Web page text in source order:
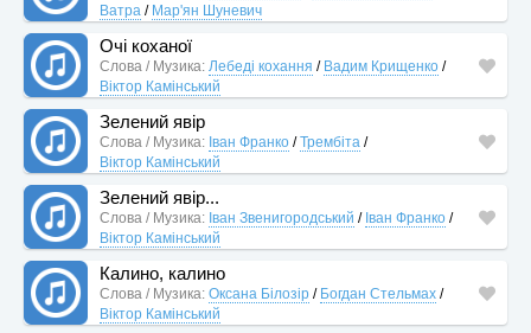
Ватра / Мар'ян Шуневич
Очі коханої
Слова / Музика: Лебеді кохання / Вадим Крищенко /
Віктор Камінський
Зелений явір
Слова / Музика: Іван Франко /Трембіта /
Віктор Камінський
Зелений явір...
Слова / Музика: Іван Звенигородський / Іван Франко /
Віктор Камінський
Калино, калино
Слова / Музика: Оксана Білозір / Богдан Стельмах /
Віктор Камінський